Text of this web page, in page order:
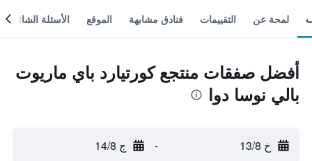
لمحة عن التقييمات فنادق مشابهة الموقع الأسئلة الشائعة
أفضل صفقات منتجع كورتيارد باي ماريوت
بالي نوسا دوا
خ 13/8 - ج 14/8